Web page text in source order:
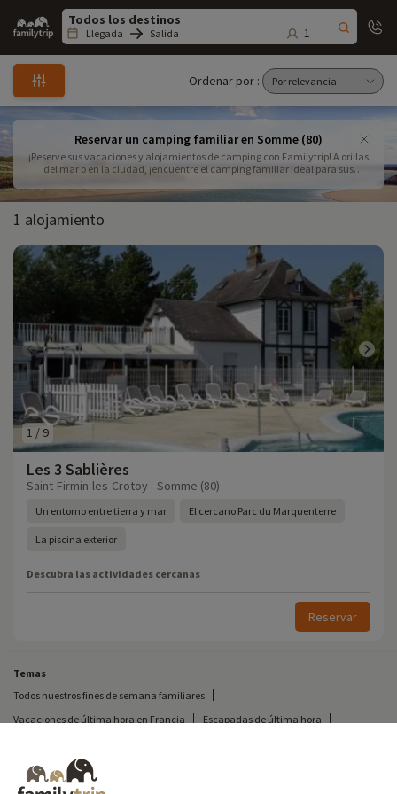
Family
trip
Llegada Salida 1
Ordenar por :
Reservar un camping familiar en Somme (80)
¡Reserve sus vacaciones y alojamientos de camping con Familytrip! A orillas
del mar o en la ciudad, ¡encuentre el camping familiar ideal para sus
Somme! Con su parque acuático, sus animaciones y sus clubes infantiles,
los campings seleccionados por Familytrip le encantarán.
1 alojamiento
1 / 9
Les 3 Sablières
Saint-Firmin-les-Crotoy - Somme (80)
Un entorno entre tierra y mar El cercano Parc du Marquenterre
La piscina exterior
Descubra las actividades cercanas
Reservar
Temas
Todos nuestros fines de semana familiares
Vacaciones de última hora en Francia
Escapadas de última hora
Vacaciones en camping en Francia
Destinos